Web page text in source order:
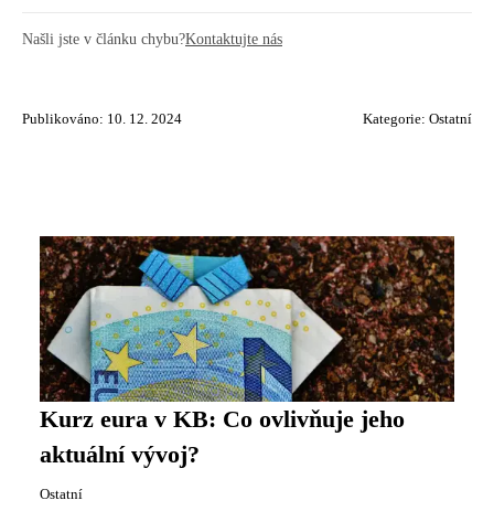
Našli jste v článku chybu?Kontaktujte nás
Publikováno: 10. 12. 2024 Kategorie: Ostatní
Kurz eura v KB: Co ovlivňuje jeho
aktuální vývoj?
Ostatní